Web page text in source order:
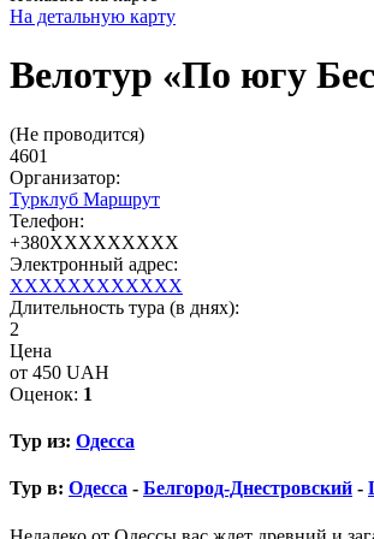
На детальную карту
Велотур «По югу
(Не проводится)
4601
Организатор:
Турклуб Маршрут
Телефон:
+380XXXXXXXXX
Электронный адрес:
XXXXXXXXXXXX
Длительность тура (в днях):
2
Цена
от 450 UAH
Оценок: 1
Тур из: Одесса
Тур в: Одесса - Белгород-Днестровский -